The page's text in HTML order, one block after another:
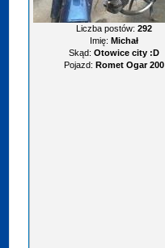
Liczba postów:292
Imię: Michał
Skąd: Otowice city :D
Pojazd: Romet Ogar 200